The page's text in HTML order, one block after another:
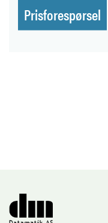
Prisforespørsel